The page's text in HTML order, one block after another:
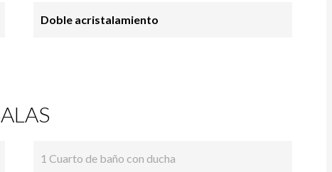
Doble acristalamiento
1 Cuarto de baño con ducha